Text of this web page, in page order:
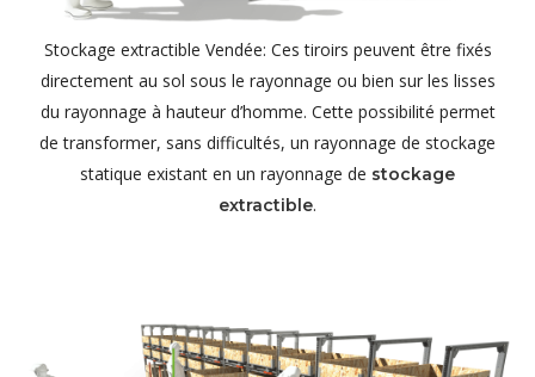
Stockage extractible Vendée: Ces tiroirs peuvent être fixés
directement au sol sous le rayonnage ou bien sur les lisses
du rayonnage à hauteur d’homme. Cette possibilité permet
de transformer, sans difficultés, un rayonnage de stockage
statique existant en un rayonnage de stockage
extractible.